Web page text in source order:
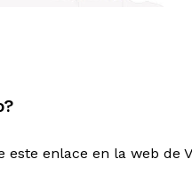
enlace en la web de